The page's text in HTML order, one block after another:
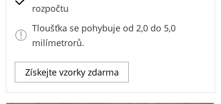
rozpočtu
Tloušťka se pohybuje od 2,0 do 5,0
milímetrorů.
Získejte vzorky zdarma